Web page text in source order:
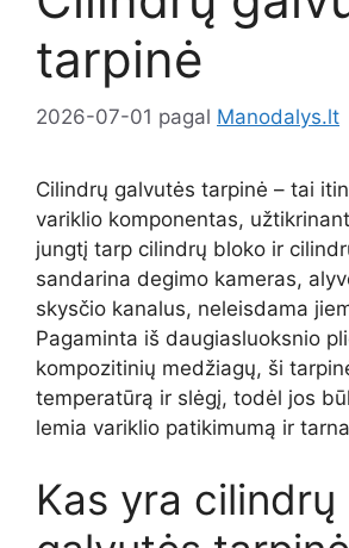
tarpinė
2026-07-01 pagal Manodalys.lt
Cilindrų galvutės tarpinė – tai
variklio komponentas,
jungtį tarp cilindrų bloko ir
sandarina degimo kameras,
skysčio kanalus, neleisdama
Pagaminta iš daugiasluoksnio
kompozitinių medžiagų, ši
temperatūrą ir slėgį, todėl jos
lemia variklio patikimumą ir
Kas yra cilindrų